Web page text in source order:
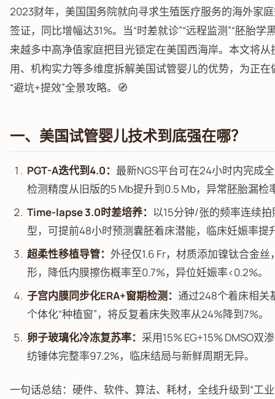
2023财年，美国国务院就向寻求生殖医疗服务的海外家
签证，同比增幅达31%。当“时差就诊”“远程监测”“胚胎学
来越多中高净值家庭把目光锁定在美国西海岸。本文将
用、机构实力等多维度拆解美国试管婴儿的优势，为正
“避坑+提效”全景攻略。🧭
一、美国试管婴儿技术到底强在哪？
PGT-A迭代到4.0： 最新NGS平台可在24小时内完成
检测精度从旧版的5 Mb提升到0.5 Mb，异常胚胎漏检
Time-lapse 3.0时差培养： 以15分钟/张的频率连续
型，可提前48小时预测囊胚着床潜能，临床妊娠率提
超柔性移植导管： 外径仅1.6 Fr，材质添加镍钛合金
形，降低内膜擦伤概率至0.7%，异位妊娠率<0.2%。
子宫内膜同步化ERA+窗期检测： 通过248个着床相关
个体化“种植窗”，将反复着床失败率从24%降到7%。
卵子玻璃化冷冻复苏率： 采用15% EG+15% DMSO双
纺锤体完整率97.2%，临床结局与新鲜周期无异。
一句话总结：硬件、软件、算法、耗材，全线升级到“工